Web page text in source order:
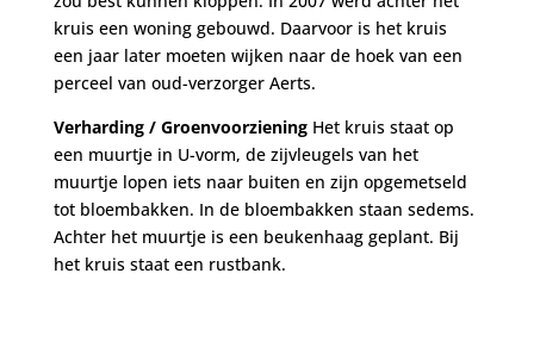
kruis een woning gebouwd. Daarvoor is het kruis
een jaar later moeten wijken naar de hoek van een
perceel van oud-verzorger Aerts.
Verharding / Groenvoorziening Het kruis staat op
een muurtje in U-vorm, de zijvleugels van het
muurtje lopen iets naar buiten en zijn opgemetseld
tot bloembakken. In de bloembakken staan sedems.
Achter het muurtje is een beukenhaag geplant. Bij
het kruis staat een rustbank.